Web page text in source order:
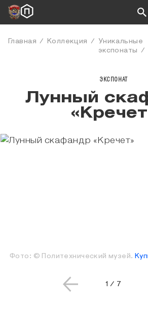
Главная Коллекция
Уникальные
экспонаты
ЭКСПОНАТ
Лунный
Фото: © Политехнический музей.
Текущая
1 / Всего
7